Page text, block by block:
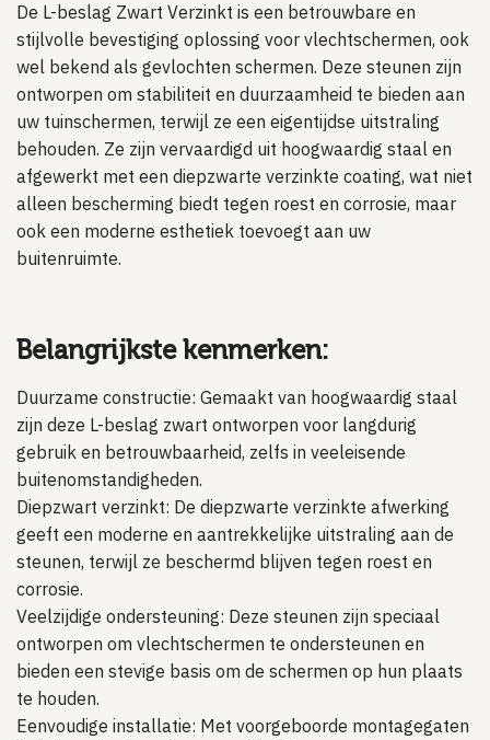
De L-beslag Zwart Verzinkt is een betrouwbare en
stijlvolle bevestiging oplossing voor vlechtschermen, ook
wel bekend als gevlochten schermen. Deze steunen zijn
ontworpen om stabiliteit en duurzaamheid te bieden aan
uw tuinschermen, terwijl ze een eigentijdse uitstraling
behouden. Ze zijn vervaardigd uit hoogwaardig staal en
afgewerkt met een diepzwarte verzinkte coating, wat niet
alleen bescherming biedt tegen roest en corrosie, maar
ook een moderne esthetiek toevoegt aan uw
buitenruimte.
Belangrijkste kenmerken:
Duurzame constructie: Gemaakt van hoogwaardig staal
zijn deze L-beslag zwart ontworpen voor langdurig
gebruik en betrouwbaarheid, zelfs in veeleisende
buitenomstandigheden.
Diepzwart verzinkt: De diepzwarte verzinkte afwerking
geeft een moderne en aantrekkelijke uitstraling aan de
steunen, terwijl ze beschermd blijven tegen roest en
corrosie.
Veelzijdige ondersteuning: Deze steunen zijn speciaal
ontworpen om vlechtschermen te ondersteunen en
bieden een stevige basis om de schermen op hun plaats
te houden.
Eenvoudige installatie: Met voorgeboorde montagegaten